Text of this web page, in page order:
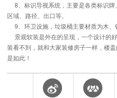
8、标识导视系统，主要是各类标识牌
区域、路径、出口等。
9、环卫设施，垃圾桶主要材质为木、
景观软装是外在的呈现，一个设计的
装看不到，就和大家装修房子一样，楼
是如此！